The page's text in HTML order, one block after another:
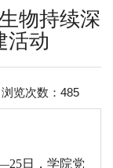
物持续深
活动
览次数： 485
日，学院党